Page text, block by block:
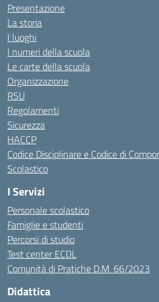
Presentazione
La storia
I luoghi
I numeri della scuola
Le carte della scuola
Organizzazione
RSU
Regolamenti
Sicurezza
HACCP
Codice Disciplinare e Codice di
Scolastico
I Servizi
Personale scolastico
Famiglie e studenti
Percorsi di studio
Test center ECDL
Comunità di Pratiche D.M. 66/2023
Didattica